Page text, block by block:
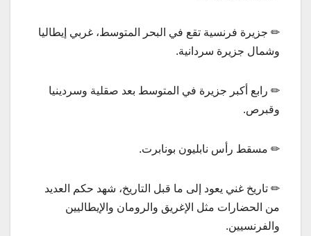
✏ جزيرة فرنسية تقع في البحر المتوسط، غربي إيطاليا
وشمال جزيرة سردانية.
✏ رابع أكبر جزيرة في المتوسط بعد صقلية وسردينيا
وقبرص.
✏ مسقط رأس نابليون بونابرت.
✏ تاريخ غني يعود إلى ما قبل التاريخ، شهد حكم العديد
من الحضارات مثل الإغريق والرومان والإيطاليين
والفرنسيين.